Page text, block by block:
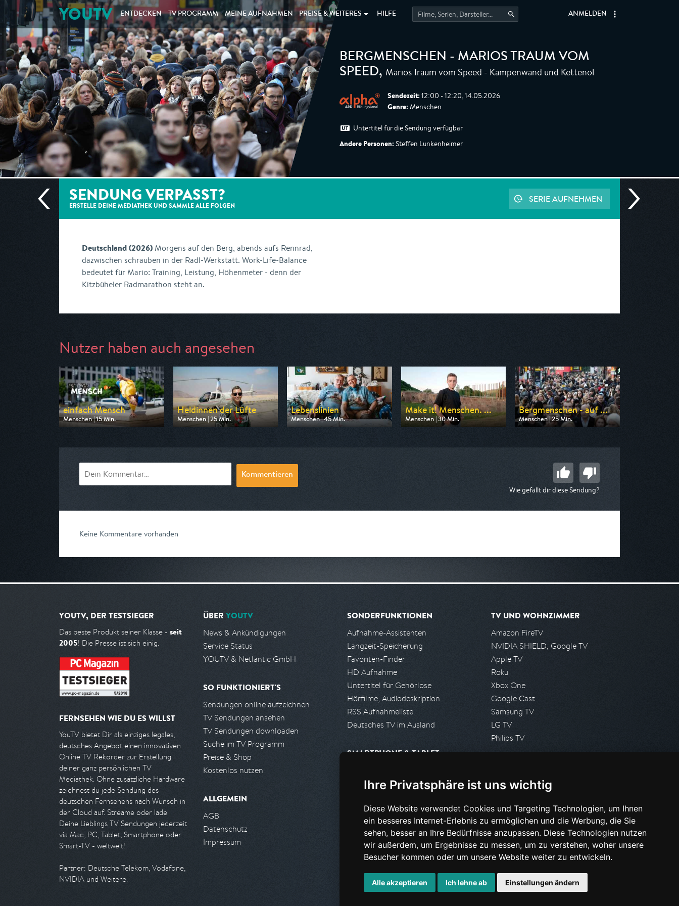
Ihre Privatsphäre ist uns wichtig
Diese Website verwendet Cookies und Targeting Technologien, um Ihnen
ein besseres Internet-Erlebnis zu ermöglichen und die Werbung, die Sie
sehen, besser an Ihre Bedürfnisse anzupassen. Diese Technologien nutzen
wir außerdem, um Ergebnisse zu messen, um zu verstehen, woher unsere
Besucher kommen oder um unsere Website weiter zu entwickeln.
Alle akzeptieren Ich lehne ab Einstellungen ändern
YOUTV ENTDECKEN TV PROGRAMM MEINE AUFNAHMEN PREISE &WEITERES HILFE ANMELDEN
BERGMENSCHEN - MARIOS TRAUM VOM
SPEED, Marios Traum vom Speed - Kampenwand und Kettenöl
Sendezeit: 12:00 - 12:20, 14.05.2026
Genre: Menschen
Untertitel für die Sendung verfügbar
Andere Personen: Steffen Lunkenheimer
SENDUNG VERPASST?
ERSTELLE DEINE MEDIATHEK UND SAMMLE ALLE FOLGEN
SERIE AUFNEHMEN
Deutschland (2026) Morgens auf den Berg, abends aufs Rennrad,
dazwischen schrauben in der Radl-Werkstatt. Work-Life-Balance
bedeutet für Mario: Training, Leistung, Höhenmeter - denn der
Kitzbüheler Radmarathon steht an.
Nutzer haben auch angesehen
einfach Mensch
Menschen | 15 Min.
Ausgestrahlt von ZDF
Heldinnen der Lüfte
Menschen | 25 Min.
Ausgestrahlt von arte
Lebenslinien
Menschen | 45 Min.
Ausgestrahlt von BR
Make it! Menschen. ...
Menschen | 30 Min.
Ausgestrahlt von HR
Bergmenschen - auf ...
Menschen | 25 Min.
Ausgestrahlt von ARD alpha
Kommentieren
Wie gefällt dir diese Sendung?
Keine Kommentare vorhanden
YOUTV, DER TESTSIEGER
Das beste Produkt seiner Klasse - seit
2005! Die Presse ist sich einig.
FERNSEHEN WIE DU ES WILLST
YouTV bietet Dir als einziges legales,
deutsches Angebot einen innovativen
Online TV Rekorder zur Erstellung
deiner ganz persönlichen TV
Mediathek. Ohne zusätzliche Hardware
zeichnest du jede Sendung des
deutschen Fernsehens nach Wunsch in
der Cloud auf. Streame oder lade
Deine Lieblings TV Sendungen jederzeit
via Mac, PC, Tablet, Smartphone oder
Smart-TV - weltweit!
Partner: Deutsche Telekom, Vodafone,
NVIDIA und Weitere.
ÜBER YOUTV
News & Ankündigungen
Service Status
YOUTV & Netlantic GmbH
SO FUNKTIONIERT'S
Sendungen online aufzeichnen
TV Sendungen ansehen
TV Sendungen downloaden
Suche im TV Programm
Preise & Shop
Kostenlos nutzen
ALLGEMEIN
AGB
Datenschutz
Impressum
SONDERFUNKTIONEN
Aufnahme-Assistenten
Langzeit-Speicherung
Favoriten-Finder
HD Aufnahme
Untertitel für Gehörlose
Hörfilme, Audiodeskription
RSS Aufnahmeliste
Deutsches TV im Ausland
SMARTPHONE & TABLET
Android App
PARTNER
Partnerliste
Partner werden
TV UND WOHNZIMMER
Amazon FireTV
NVIDIA SHIELD, Google TV
Apple TV
Roku
Xbox One
Google Cast
Samsung TV
LG TV
Philips TV
Presseanfrage stellen
HILFE & SUPPORT
Häufig gestellte Fragen
Anfrage stellen